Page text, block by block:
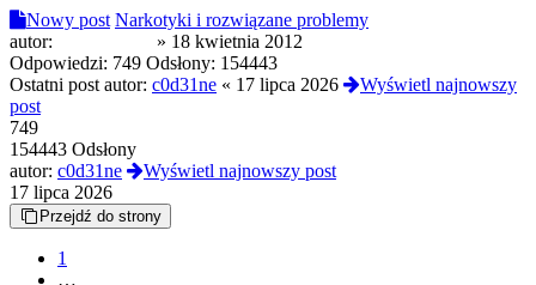
Nowy post Narkotyki i rozwiązane problemy
autor:
» 18 kwietnia 2012
Odpowiedzi: 749 Odsłony: 154443
Ostatni post autor: c0d31ne « 17 lipca 2026
Wyświetl najnowszy
post
749
154443 Odsłony
autor: c0d31ne
Wyświetl najnowszy post
17 lipca 2026
Przejdź do strony
1
…